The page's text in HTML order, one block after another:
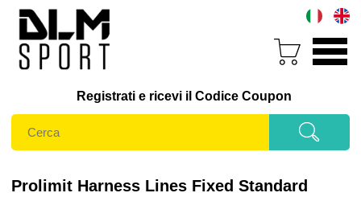
Registrati e ricevi il Codice Coupon
Prolimit Harness Lines Fixed Standard